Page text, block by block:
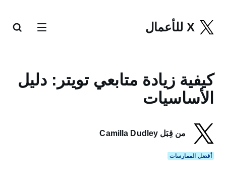
X للأعمال
كيفية زيادة متابعي تويتر: دليل
الأساسيات
من قِبَل Camilla Dudley
أفضل الممارسات